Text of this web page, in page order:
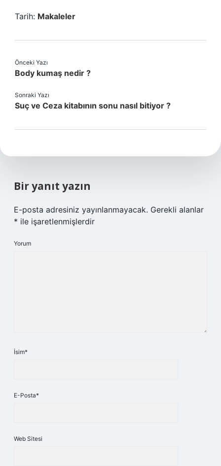
Tarih: Makaleler
Önceki Yazı
Body kumaş nedir ?
Sonraki Yazı
Suç ve Ceza kitabının sonu nasıl bitiyor ?
Bir yanıt yazın
E-posta adresiniz yayınlanmayacak. Gerekli alanlar
* ile işaretlenmişlerdir
Yorum
İsim*
E-Posta*
Web Sitesi